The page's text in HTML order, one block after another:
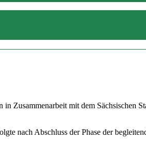
Zusammenarbeit mit dem Sächsischen
nach Abschluss der Phase der